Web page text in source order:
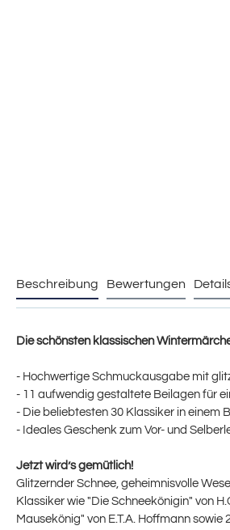
Beschreibung Bewertungen
Die schönsten klassischen
- Hochwertige Schmuckausgabe mit
- 11 aufwendig gestaltete Beilagen für
- Die beliebtesten 30 Klassiker in einem
- Ideales Geschenk zum Vor- und
Jetzt wird’s gemütlich!
Glitzernder Schnee, geheimnisvolle
Klassiker wie "Die Schneekönigin" von
Mausekönig" von E.T.A. Hoffmann